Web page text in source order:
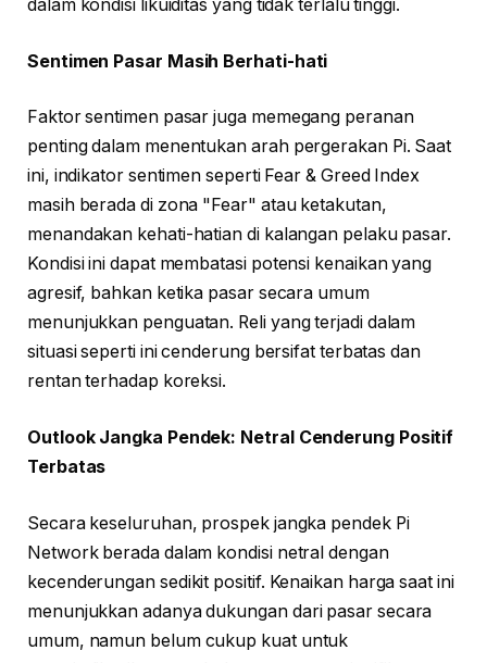
dalam kondisi likuiditas yang tidak terlalu tinggi.
Sentimen Pasar Masih Berhati-hati
Faktor sentimen pasar juga memegang peranan
penting dalam menentukan arah pergerakan Pi. Saat
ini, indikator sentimen seperti Fear & Greed Index
masih berada di zona "Fear" atau ketakutan,
menandakan kehati-hatian di kalangan pelaku pasar.
Kondisi ini dapat membatasi potensi kenaikan yang
agresif, bahkan ketika pasar secara umum
menunjukkan penguatan. Reli yang terjadi dalam
situasi seperti ini cenderung bersifat terbatas dan
rentan terhadap koreksi.
Outlook Jangka Pendek: Netral Cenderung Positif
Terbatas
Secara keseluruhan, prospek jangka pendek Pi
Network berada dalam kondisi netral dengan
kecenderungan sedikit positif. Kenaikan harga saat ini
menunjukkan adanya dukungan dari pasar secara
umum, namun belum cukup kuat untuk